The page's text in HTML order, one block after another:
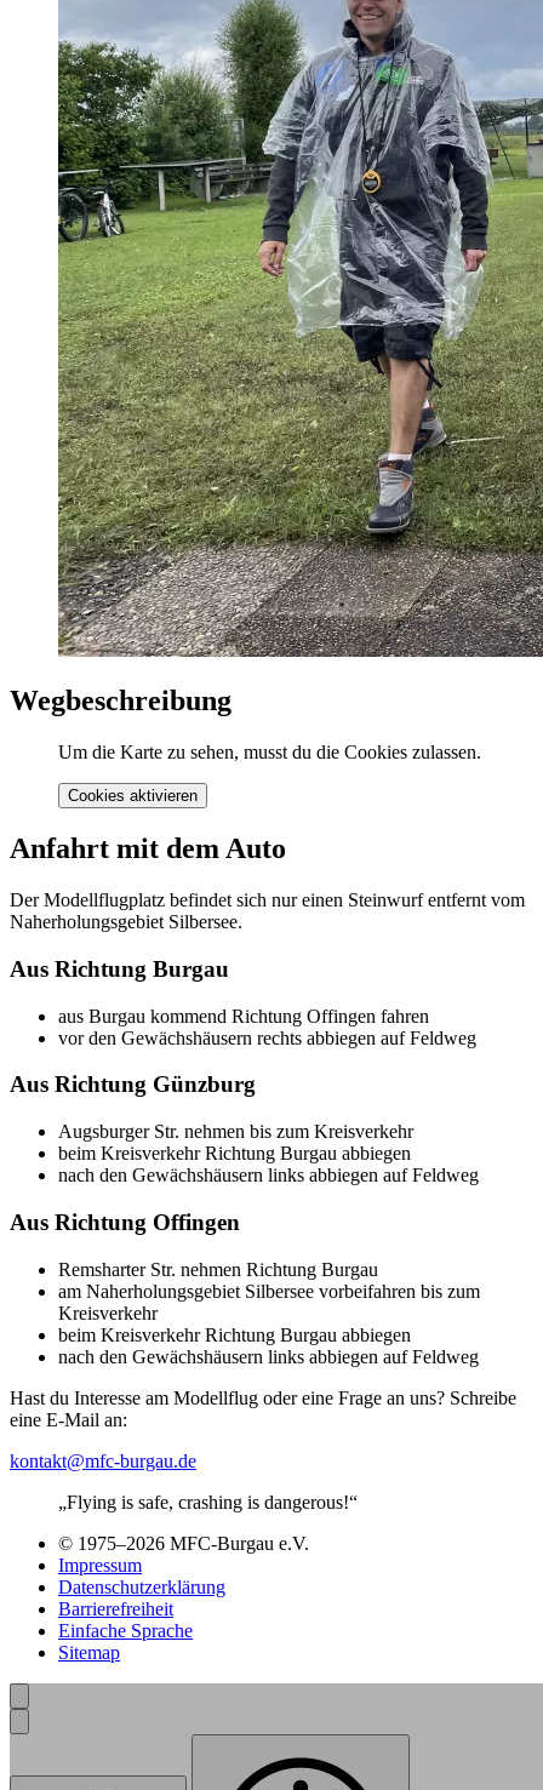
Wegbeschreibung
Um die Karte zu sehen, musst du die Cookies zulassen.
Cookies aktivieren
Anfahrt mit dem Auto
Der Modellflugplatz befindet sich nur einen Steinwurf entfernt vom
Naherholungsgebiet Silbersee.
Aus Richtung Burgau
aus Burgau kommend Richtung Offingen fahren
vor den Gewächshäusern rechts abbiegen auf Feldweg
Aus Richtung Günzburg
Augsburger Str. nehmen bis zum Kreisverkehr
beim Kreisverkehr Richtung Burgau abbiegen
nach den Gewächshäusern links abbiegen auf Feldweg
Aus Richtung Offingen
Remsharter Str. nehmen Richtung Burgau
am Naherholungsgebiet Silbersee vorbeifahren bis zum
Kreisverkehr
beim Kreisverkehr Richtung Burgau abbiegen
nach den Gewächshäusern links abbiegen auf Feldweg
Hast du Interesse am Modellflug oder eine Frage an uns? Schreibe
eine E-Mail an:
kontakt@mfc-burgau.de
„Flying is safe, crashing is dangerous!“
© 1975–2026 MFC-Burgau e.V.
Impressum
Datenschutzerklärung
Barrierefreiheit
Einfache Sprache
Sitemap